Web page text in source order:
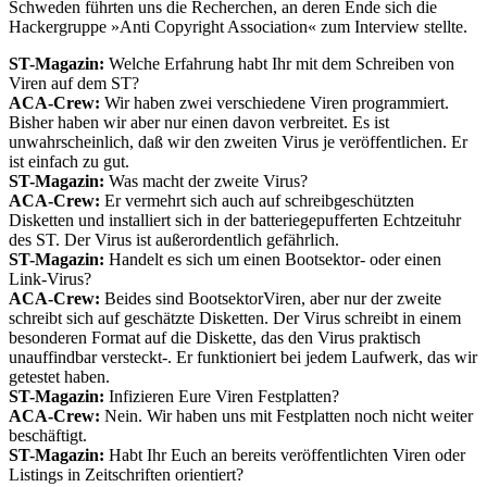
Schweden führten uns die Recherchen, an deren Ende sich die
Hackergruppe »Anti Copyright Association« zum Interview stellte.
ST-Magazin: Welche Erfahrung habt Ihr mit dem Schreiben von
Viren auf dem ST?
ACA-Crew: Wir haben zwei verschiedene Viren programmiert.
Bisher haben wir aber nur einen davon verbreitet. Es ist
unwahrscheinlich, daß wir den zweiten Virus je veröffentlichen. Er
ist einfach zu gut.
ST-Magazin: Was macht der zweite Virus?
ACA-Crew: Er vermehrt sich auch auf schreibgeschützten
Disketten und installiert sich in der batteriegepufferten Echtzeituhr
des ST. Der Virus ist außerordentlich gefährlich.
ST-Magazin: Handelt es sich um einen Bootsektor- oder einen
Link-Virus?
ACA-Crew: Beides sind BootsektorViren, aber nur der zweite
schreibt sich auf geschätzte Disketten. Der Virus schreibt in einem
besonderen Format auf die Diskette, das den Virus praktisch
unauffindbar versteckt-. Er funktioniert bei jedem Laufwerk, das wir
getestet haben.
ST-Magazin: Infizieren Eure Viren Festplatten?
ACA-Crew: Nein. Wir haben uns mit Festplatten noch nicht weiter
beschäftigt.
ST-Magazin: Habt Ihr Euch an bereits veröffentlichten Viren oder
Listings in Zeitschriften orientiert?